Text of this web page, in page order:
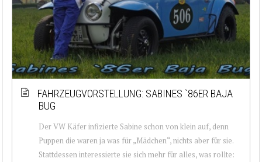
FAHRZEUGVORSTELLUNG: SABINES `86ER BAJA
BUG
Der VW Käfer infizierte Sabine schon von klein auf, denn
Puppen die waren ja was für „Mädchen“, nichts aber für sie.
Stattdessen interessierte sie sich mehr für alles, was rollte: